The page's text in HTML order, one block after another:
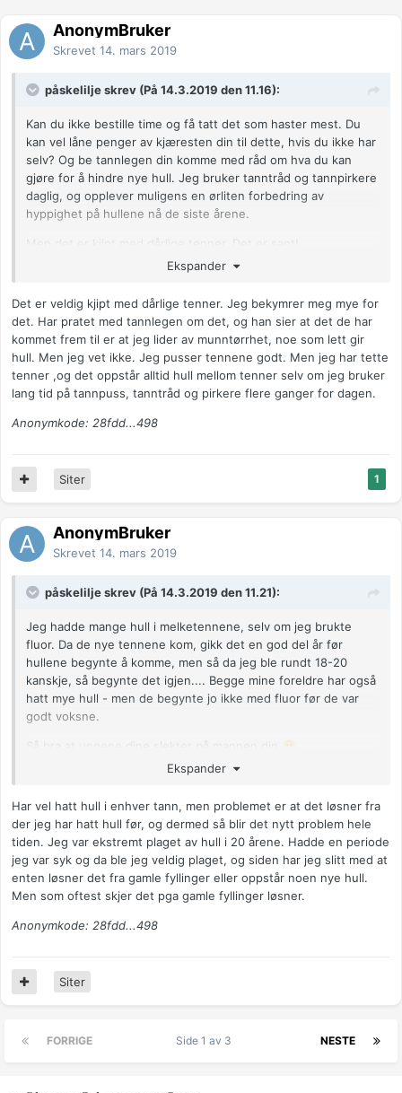
AnonymBruker
Skrevet 14. mars 2019
påskelilje skrev (På 14.3.2019 den 11.16):
Kan du ikke bestille time og få tatt det som haster mest. Du
kan vel låne penger av kjæresten din til dette, hvis du ikke har
selv? Og be tannlegen din komme med råd om hva du kan
gjøre for å hindre nye hull. Jeg bruker tanntråd og tannpirkere
daglig, og opplever muligens en ørliten forbedring av
hyppighet på hullene nå de siste årene.
Men det er kjipt med dårlige tenner. Det er sant!
Ekspander
Det er veldig kjipt med dårlige tenner. Jeg bekymrer meg mye for
det. Har pratet med tannlegen om det, og han sier at det de har
kommet frem til er at jeg lider av munntørrhet, noe som lett gir
hull. Men jeg vet ikke. Jeg pusser tennene godt. Men jeg har tette
tenner ,og det oppstår alltid hull mellom tenner selv om jeg bruker
lang tid på tannpuss, tanntråd og pirkere flere ganger for dagen.
Anonymkode: 28fdd...498
1
Siter
AnonymBruker
Skrevet 14. mars 2019
påskelilje skrev (På 14.3.2019 den 11.21):
Jeg hadde mange hull i melketennene, selv om jeg brukte
fluor. Da de nye tennene kom, gikk det en god del år før
hullene begynte å komme, men så da jeg ble rundt 18-20
kanskje, så begynte det igjen.... Begge mine foreldre har også
hatt mye hull - men de begynte jo ikke med fluor før de var
godt voksne.
Så bra at ungene dine slekter på mannen din 🙂
Ungene våre har heldigvis ikke hatt så mye hull som jeg og
bedre tannhelse enn oss.
Ekspander
Har vel hatt hull i enhver tann, men problemet er at det løsner fra
der jeg har hatt hull før, og dermed så blir det nytt problem hele
tiden. Jeg var ekstremt plaget av hull i 20 årene. Hadde en periode
jeg var syk og da ble jeg veldig plaget, og siden har jeg slitt med at
enten løsner det fra gamle fyllinger eller oppstår noen nye hull.
Men som oftest skjer det pga gamle fyllinger løsner.
Anonymkode: 28fdd...498
Siter
FORRIGE NESTE
Side 1 av 3